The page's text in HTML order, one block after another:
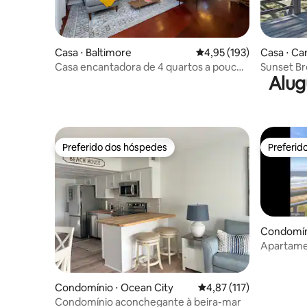
Casa ⋅ Baltimore 4,95 de uma avaliação
4,95 (193)
Casa encantadora de 4 quartos a poucos
Casa ⋅
Sunset
beira-mar
Preferido dos hóspedes
Preferido dos hóspedes
Condomínio ⋅ Ocean City 4,87 de uma avaliação
4,87 (117)
Condomínio aconchegante à beira-mar